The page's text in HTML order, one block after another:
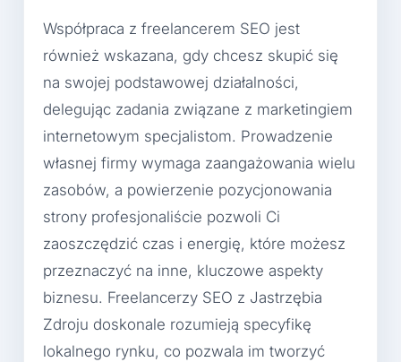
Współpraca z freelancerem SEO jest
również wskazana, gdy chcesz skupić się
na swojej podstawowej działalności,
delegując zadania związane z marketingiem
internetowym specjalistom. Prowadzenie
własnej firmy wymaga zaangażowania wielu
zasobów, a powierzenie pozycjonowania
strony profesjonaliście pozwoli Ci
zaoszczędzić czas i energię, które możesz
przeznaczyć na inne, kluczowe aspekty
biznesu. Freelancerzy SEO z Jastrzębia
Zdroju doskonale rozumieją specyfikę
lokalnego rynku, co pozwala im tworzyć